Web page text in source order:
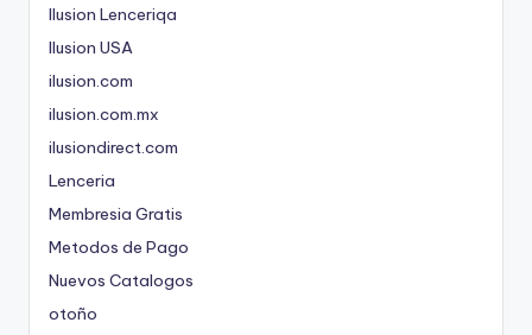
Ilusion Lenceriqa
Ilusion USA
ilusion.com
ilusion.com.mx
ilusiondirect.com
Lenceria
Membresia Gratis
Metodos de Pago
Nuevos Catalogos
otoño